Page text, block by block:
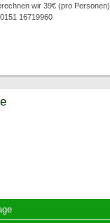
wir 39€ (pro Personen).
16719960